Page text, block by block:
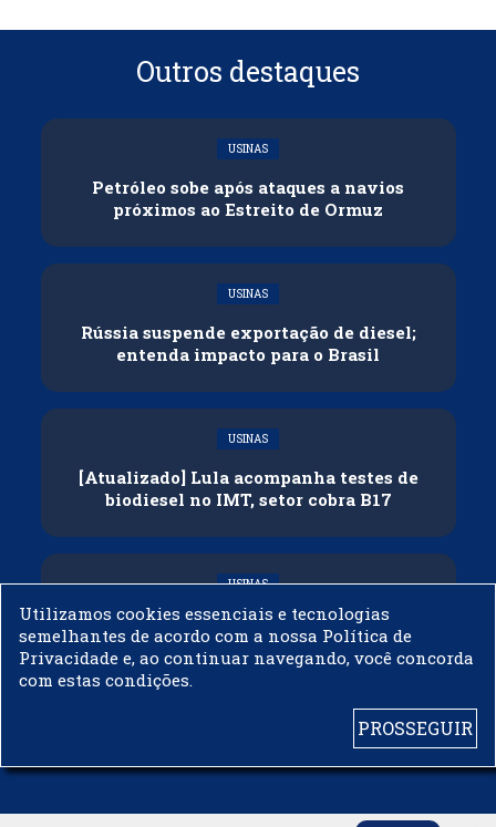
Outros destaques
USINAS
Petróleo sobe após ataques a navios
próximos ao Estreito de Ormuz
USINAS
Rússia suspende exportação de diesel;
entenda impacto para o Brasil
USINAS
[Atualizado] Lula acompanha testes de
biodiesel no IMT, setor cobra B17
USINAS
Governo adia reunião sobre mistura de
etanol na gasolina
Utilizamos cookies essenciais e tecnologias
semelhantes de acordo com a nossa Política de
Privacidade e, ao continuar navegando, você concorda
com estas condições.
PROSSEGUIR